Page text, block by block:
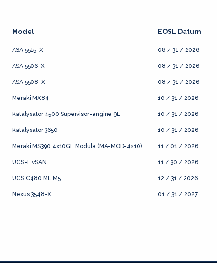
Model EOSL Datum
ASA 5515-X 08 / 31 / 2026
ASA 5506-X 08 / 31 / 2026
ASA 5508-X 08 / 31 / 2026
Meraki MX84 10 / 31 / 2026
Katalysator 4500 Supervisor-engine 9E 10 / 31 / 2026
Katalysator 3650 10 / 31 / 2026
Meraki MS390 4x10GE Module (MA-MOD-4×10) 11 / 01 / 2026
UCS-E vSAN 11 / 30 / 2026
UCS C480 ML M5 12 / 31 / 2026
Nexus 3548-X 01 / 31 / 2027